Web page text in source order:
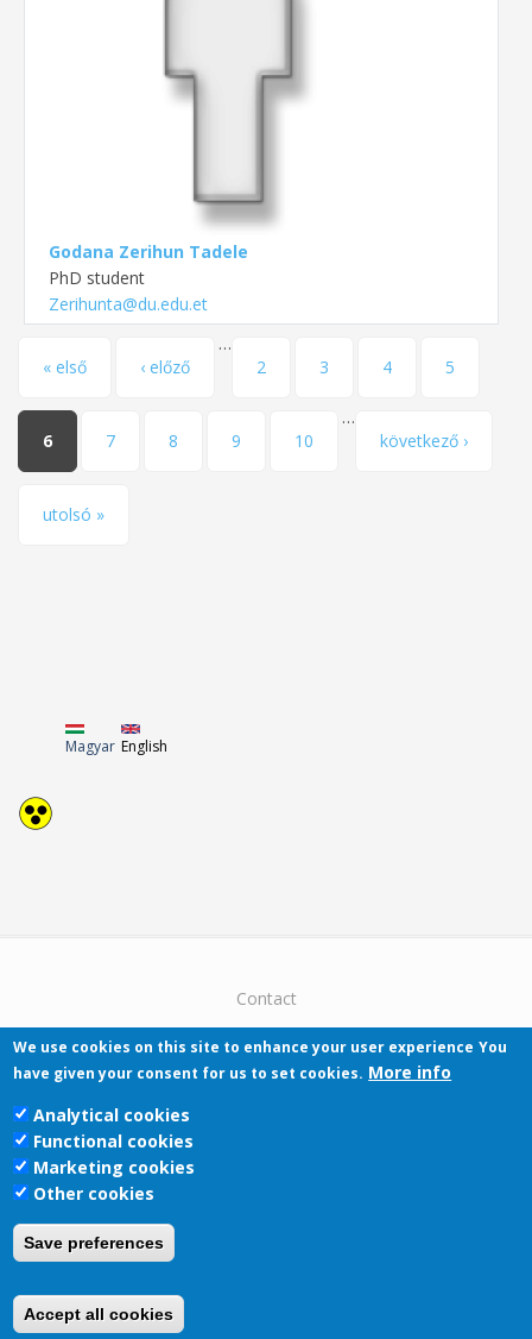
Godana Zerihun Tadele
PhD student
Zerihunta@du.edu.et
Pages
« első ‹ előző
…
2
3 4 5
6 7 8 9 10
…
következő ›
utolsó »
Magyar English
Contact
Pécsi Tudományegyetem | Kancellária |
Informatikai Igazgatóság 2019.
We use cookies on this site to enhance your user experience You
have given your consent for us to set cookies. More info
Analytical cookies
Functional cookies
Marketing cookies
Other cookies
Save preferences
Accept all cookies